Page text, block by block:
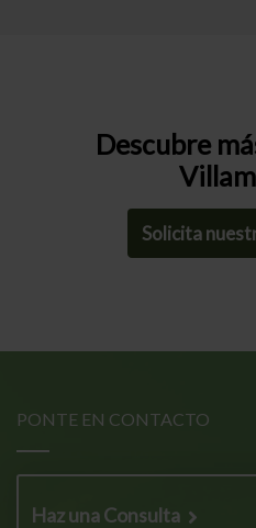
Descubre
Solicita
PONTE EN CONTACTO
Haz una Consulta